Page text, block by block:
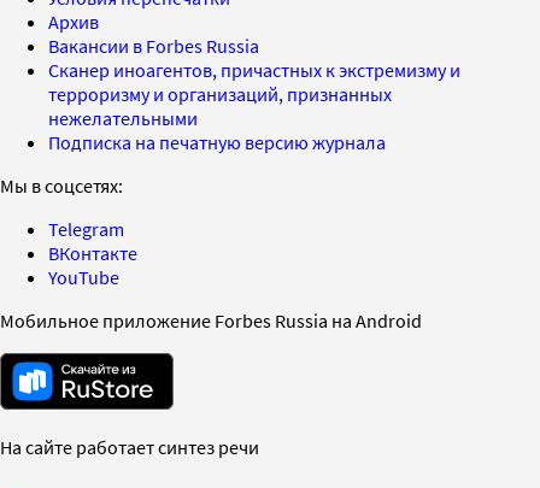
Архив
Вакансии в Forbes Russia
Сканер иноагентов, причастных к экстремизму и
терроризму и организаций, признанных
нежелательными
Подписка на печатную версию журнала
Мы в соцсетях:
Telegram
ВКонтакте
YouTube
Мобильное приложение Forbes Russia на Android
На сайте работает синтез речи